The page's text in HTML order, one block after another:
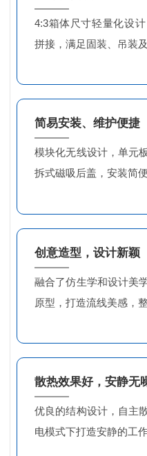
4:3箱体尺寸轻量化设
拼接，满足固装、吊装
简易安装、维护便捷
模块化无线设计，单元
拆式磁吸后盖，安装简
创意造型，设计新颖
融合了仿生学和设计美
原型，打造流线美感，
散热效果好，安静无
优良的结构设计，自主
电模式下打造安静的工作